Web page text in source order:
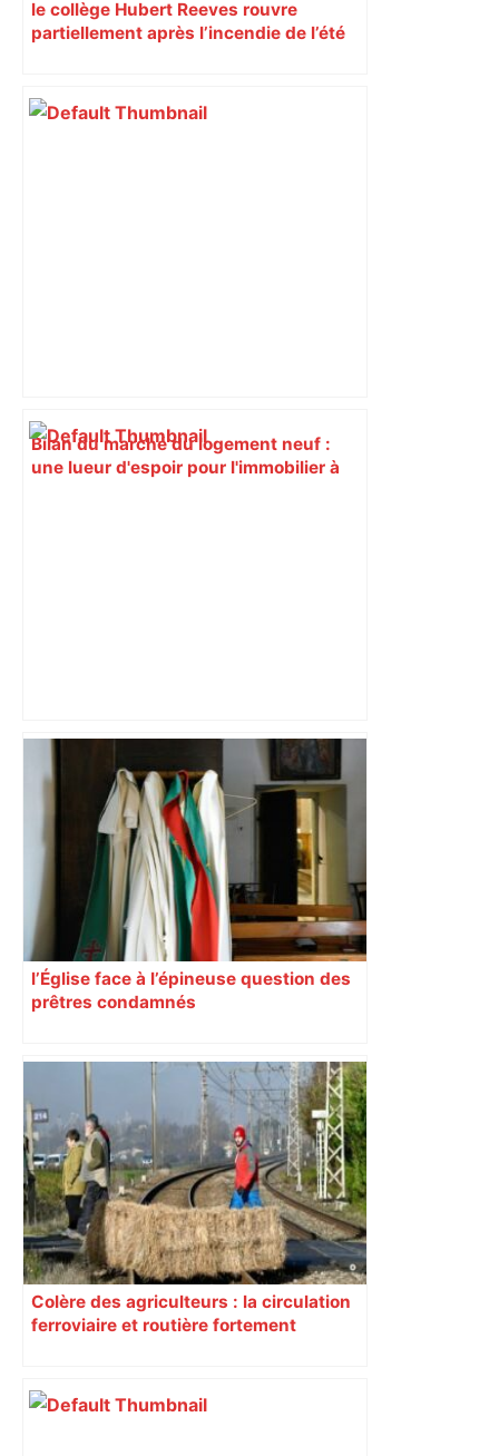
le collège Hubert Reeves rouvre
partiellement après l’incendie de l’été
Bilan du marché du logement neuf :
une lueur d'espoir pour l'immobilier à
« Rien d'inquiétant » pour Guillaume
Restes, le gardien de Toulouse, après
sa sortie à Metz – L'Équipe
l’Église face à l’épineuse question des
prêtres condamnés
Colère des agriculteurs : la circulation
ferroviaire et routière fortement